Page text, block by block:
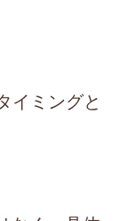
イミングと